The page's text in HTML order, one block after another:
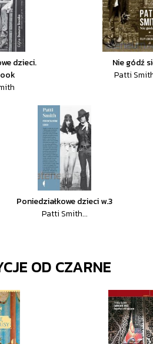
dzieci.
Nie gódź
Patti
Poniedziałkowe dzieci w.3
Patti Smith...
OD CZARNE